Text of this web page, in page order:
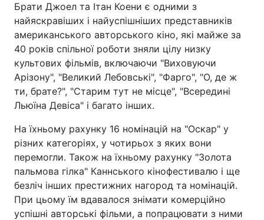
Брати Джоел та Ітан Коени є одними з
найяскравіших і найуспішніших представників
американського авторського кіно, які майже за
40 років спільної роботи зняли цілу низку
культових фільмів, включаючи "Виховуючи
Арізону", "Великий Лебовські", "Фарго", "О, де ж
ти, брате?", "Старим тут не місце", "Всередині
Льюїна Девіса" і багато інших.
На їхньому рахунку 16 номінацій на "Оскар" у
різних категоріях, у чотирьох з яких вони
перемогли. Також на їхньому рахунку "Золота
пальмова гілка" Каннського кінофестивалю і ще
безліч інших престижних нагород та номінацій.
При цьому їм вдавалося знімати комерційно
успішні авторські фільми, а попрацювати з ними